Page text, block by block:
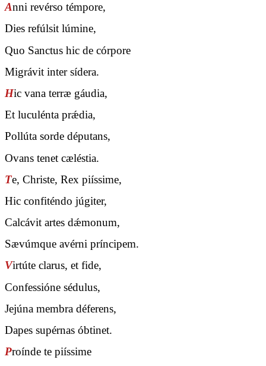
Anni revérso témpore,
Dies refúlsit lúmine,
Quo Sanctus hic de córpore
Migrávit inter sídera.
Hic vana terræ gáudia,
Et luculénta prǽdia,
Pollúta sorde députans,
Ovans tenet cæléstia.
Te, Christe, Rex piíssime,
Hic confiténdo júgiter,
Calcávit artes dǽmonum,
Sævúmque avérni príncipem.
Virtúte clarus, et fide,
Confessióne sédulus,
Jejúna membra déferens,
Dapes supérnas óbtinet.
Proínde te piíssime